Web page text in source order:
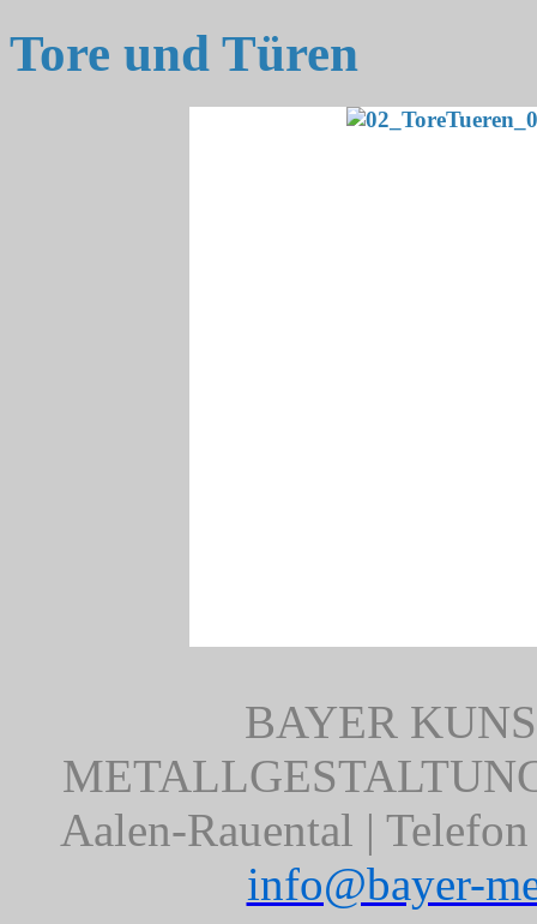
Tore und Türen
BAYER
Aalen-Rauental |
info@bayer-